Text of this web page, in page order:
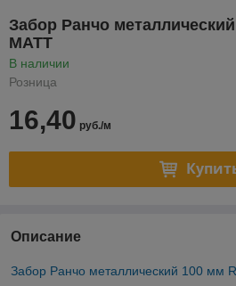
Забор Ранчо
МАТТ
В наличии
Розница
16,40 руб./м
Описание
Забор Ранчо металлический 100 мм